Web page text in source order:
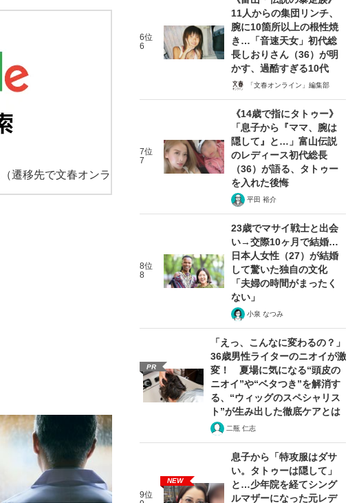
（遷移先で文春オンラ
6位
6
11人からの集団リンチ、
腕に10箇所以上の根性焼
き…「音速天女」初代総
長しおりさん（36）が明
かす、過酷すぎる10代
「文春オンライン」編集部
7位
7
《14歳で指にタトゥー》
「息子から『ママ、腕は
隠して』と…」富山伝説
のレディース初代総長
（36）が語る、タトゥー
を入れた後悔
平田 裕介
8位
8
23歳でマサイ戦士と出会
い→交際10ヶ月で結婚…
日本人女性（27）が結婚
して驚いた独自の文化
「夫婦の時間がまったく
ない」
小泉 なつみ
PR
「えっ、こんなに変わるの？」
36歳男性ライターのニオイが激
変！ 夏場に気になる“頭皮の
ニオイ”や“ベタつき”を解消す
る、“ウィッグのスペシャリス
ト”が生み出した徹底ケアとは
二瓶 仁志
9位
NEW
息子から「特攻服はダサ
い。タトゥーは隠して」
と…少年院を経てシング
ルマザーになった元レデ